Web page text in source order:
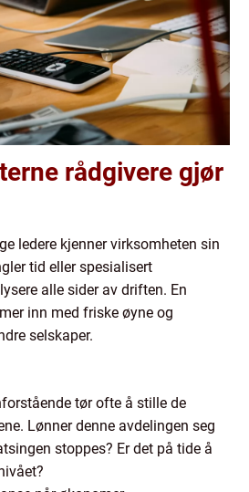
rådgivere gjør
ledere kjenner virksomheten sin
tid eller spesialisert
alle sider av driften. En
inn med friske øyne og
selskaper.
tør ofte å stille de
Lønner denne avdelingen seg
stoppes? Er det på tide å